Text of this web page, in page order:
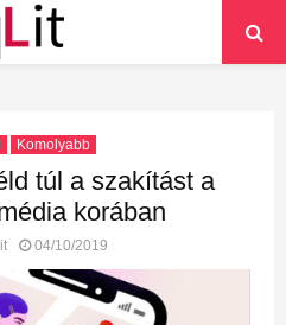
Komolyabb
túl a szakítást a
korában
04/10/2019